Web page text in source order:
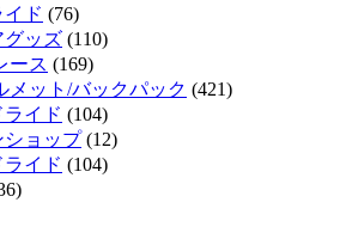
ド (76)
グッズ (110)
ース (169)
メット/バックパック (421)
イド (104)
ショップ(12)
イド (104)